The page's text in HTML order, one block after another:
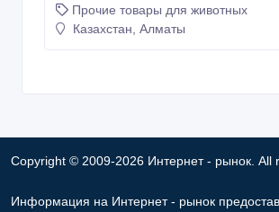
Прочие товары для животных
Казахстан, Алматы
Copyright © 2009-2026 Интернет - рынок. All
Информация на Интернет - рынок